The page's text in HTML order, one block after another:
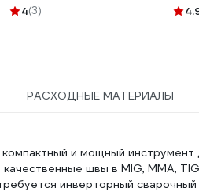
REXANT 16-0775
4(3)
РАСХОДНЫЕ МАТЕРИАЛЫ
и мощный инструмент
швы в MIG, MMA,
инверторный